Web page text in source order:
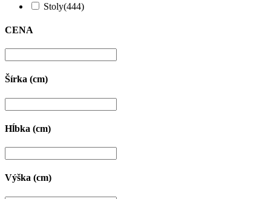
Stoly(444)
CENA
Šírka (cm)
Hĺbka (cm)
Výška (cm)